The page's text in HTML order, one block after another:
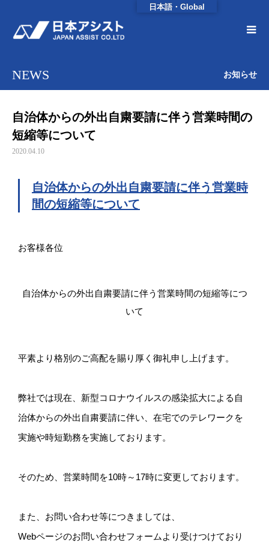
NEWS お知らせ
自治体からの外出自粛要請に伴う営業時間の
短縮等について
2020.04.10
自治体からの外出自粛要請に伴う営業時
間の短縮等について
お客様各位
自治体からの外出自粛要請に伴う営業時間の短縮等につ
いて
平素より格別のご高配を賜り厚く御礼申し上げます。
弊社では現在、新型コロナウイルスの感染拡大による自
治体からの外出自粛要請に伴い、在宅でのテレワークを
実施や時短勤務を実施しております。
そのため、営業時間を10時～17時に変更しております。
また、お問い合わせ等につきましては、
Webページのお問い合わせフォームより受けつけており
日本語・Global